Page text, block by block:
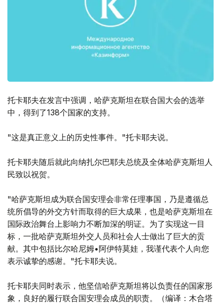
托卡耶夫在发言中强调，哈萨克斯坦在联合国大会的选举
中，得到了138个国家的支持。
"这是真正意义上的历史性事件。"托卡耶夫说。
托卡耶夫随后就此向纳扎尔巴耶夫总统及全体哈萨克斯坦人
民致以祝贺。
"哈萨克斯坦成为联合国安理会非常任理事国，乃是遵循总
统所倡导的外交方针而取得的巨大成果，也是哈萨克斯坦在
国际政治舞台上影响力不断加深的明证。为了实现这一目
标，一批哈萨克斯坦外交人员和社会人士做出了巨大的贡
献。其中包括比尔哈尼姆•阿伊特莫娃，我谨代表个人向您
表示诚挚的感谢。"托卡耶夫说。
托卡耶夫同时表示，他坚信哈萨克斯坦将以负责任的国家形
象，良好的履行联合国安理会成员的职责。（编译：木合塔